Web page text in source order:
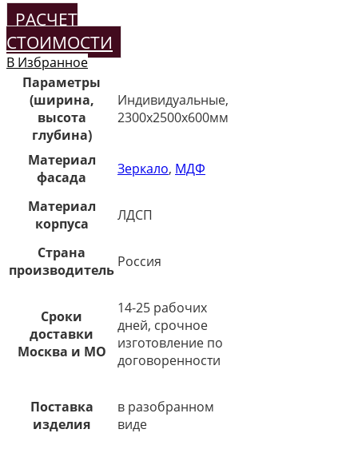
РАСЧЕТ
СТОИМОСТИ
В Избранное
Параметры
(ширина,
высота
глубина)
Индивидуальные,
2300х2500х600мм
Материал
фасада
Зеркало, МДФ
Материал
корпуса
ЛДСП
Страна
производитель Россия
Сроки
доставки
Москва и МО
14-25 рабочих
дней, срочное
изготовление по
договоренности
Поставка
изделия
в разобранном
виде